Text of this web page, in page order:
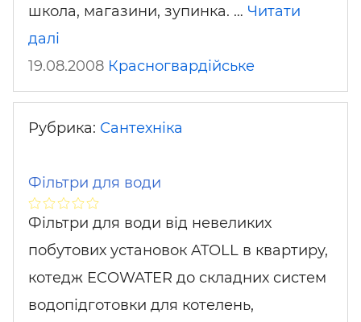
школа, магазини, зупинка. … Читати
далі
19.08.2008 Красногвардійське
Рубрика: Сантехніка
Фільтри для води
Фільтри для води від невеликих
побутових установок ATOLL в квартиру,
котедж ECOWATER до складних систем
водопідготовки для котелень,